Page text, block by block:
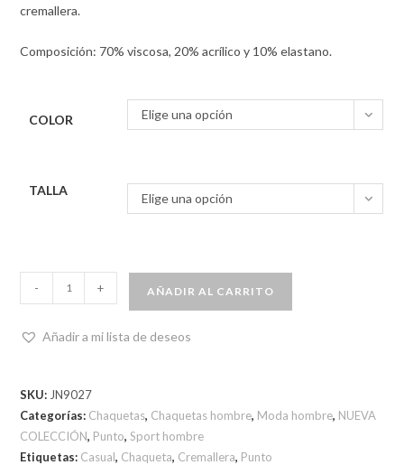
cremallera.
Composición: 70% viscosa, 20% acrílico y 10% elastano.
COLOR Elige una opción
TALLA
Elige una opción
- + AÑADIR AL CARRITO
Añadir a mi lista de deseos
SKU: JN9027
Categorías: Chaquetas, Chaquetas hombre, Moda hombre, NUEVA
COLECCIÓN, Punto,Sport hombre
Etiquetas: Casual, Chaqueta, Cremallera, Punto